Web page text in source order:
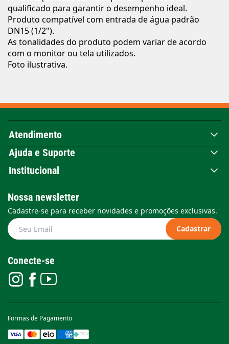
qualificado para garantir o desempenho ideal.
Produto compatível com entrada de água padrão
DN15 (1/2").
As tonalidades do produto podem variar de acordo
com o monitor ou tela utilizados.
Foto ilustrativa.
Atendimento
Ajuda e Suporte
Institucional
Nossa newsletter
Cadastre-se para receber novidades e promoções exclusivas.
Cadastrar
Conecte-se
Formas de Pagamento